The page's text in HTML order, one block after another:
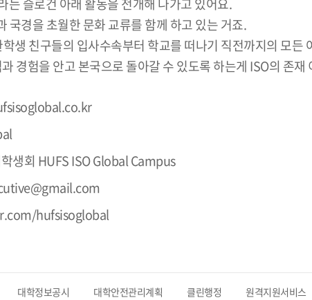
슬로건 아래 활동을 전개해 나가고 있어요.
국경을 초월한 문화 교류를 함께 하고 있는 거죠.
생 친구들의 입사수속부터 학교를 떠나기 직전까지의 모
경험을 안고 본국으로 돌아갈 수 있도록 하는게 ISO의 존재
생회 HUFS ISO Global Campus
hufsisoglobal
대학정보공시 대학안전관리계획 클린행정 원격지원서비스